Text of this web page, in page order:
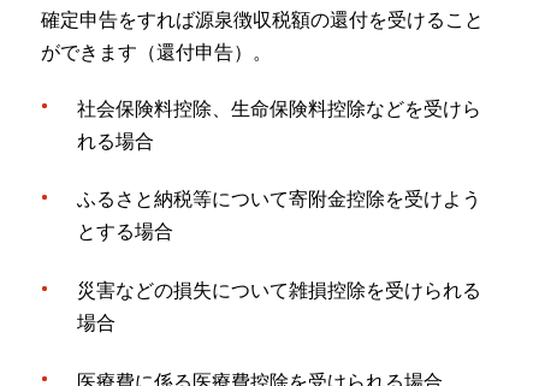
確定申告をすれば源泉徴収税額の還付を受けること
ができます（還付申告）。
社会保険料控除、生命保険料控除などを受けら
れる場合
ふるさと納税等について寄附金控除を受けよう
とする場合
災害などの損失について雑損控除を受けられる
場合
医療費に係る医療費控除を受けられる場合